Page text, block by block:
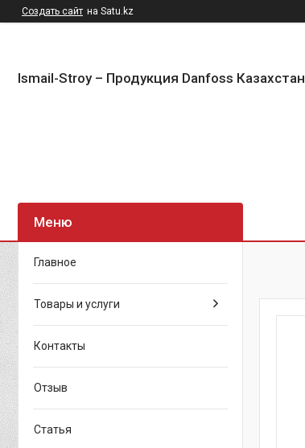
Создать сайт на Satu.kz
Ismail-Stroy – Продукция Danfoss Казахстан
Главное
Товары и услуги
Контакты
Отзыв
Статья